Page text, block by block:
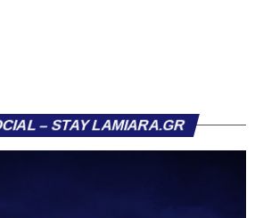
ανακοινώνει την
– STAY LAMIARA.GR